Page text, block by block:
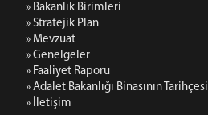
» Bakanlık Birimleri
» Stratejik Plan
» Mevzuat
» Genelgeler
» Faaliyet Raporu
» Adalet Bakanlığı Binasının Tarihçesi
» İletişim